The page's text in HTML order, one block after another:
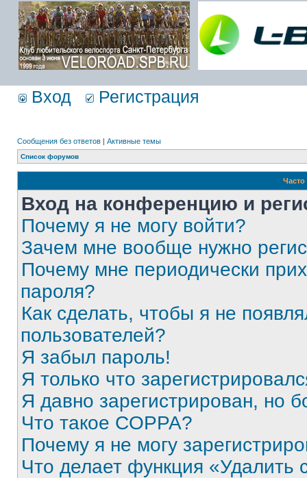
Вход Регистрация
Сообщения без ответов | Активные темы
Список форумов
Вход на конференцию и
Почему я не могу войти?
Зачем мне вообще нужно
Почему мне периодически
пароля?
Как сделать, чтобы я не
пользователей?
Я забыл пароль!
Я только что
Я давно зарегистрирован, но
Что такое COPPA?
Почему я не могу
Что делает функция «Удалить